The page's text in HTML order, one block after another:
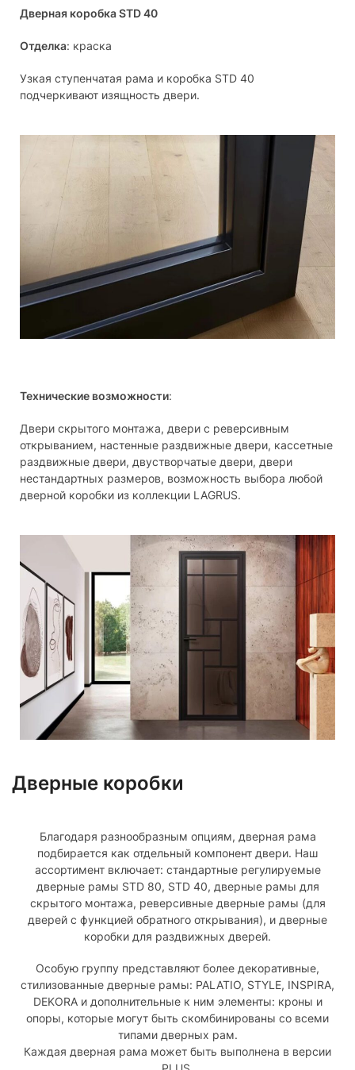
Дверная коробка STD 40
Отделка: краска
Узкая ступенчатая рама и коробка STD 40
подчеркивают изящность двери.
Технические возможности:
Двери скрытого монтажа, двери с реверсивным
открыванием, настенные раздвижные двери, кассетные
раздвижные двери, двустворчатые двери, двери
нестандартных размеров, возможность выбора любой
дверной коробки из коллекции LAGRUS.
Дверные коробки
Благодаря разнообразным опциям, дверная рама
подбирается как отдельный компонент двери. Наш
ассортимент включает: стандартные регулируемые
дверные рамы STD 80, STD 40, дверные рамы для
скрытого монтажа, реверсивные дверные рамы (для
дверей с функцией обратного открывания), и дверные
коробки для раздвижных дверей.
Особую группу представляют более декоративные,
стилизованные дверные рамы: PALATIO, STYLE, INSPIRA,
DEKORA и дополнительные к ним элементы: кроны и
опоры, которые могут быть скомбинированы со всеми
типами дверных рам.
Каждая дверная рама может быть выполнена в версии